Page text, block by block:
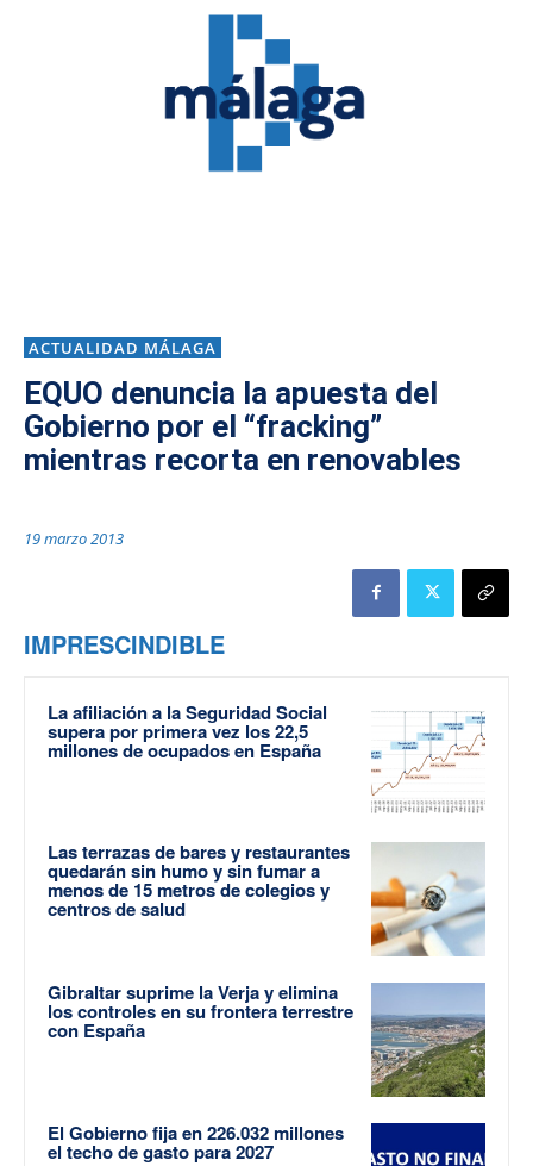
ACTUALIDAD MÁLAGA
EQUO denuncia la apuesta del
Gobierno por el “fracking”
mientras recorta en renovables
19 marzo 2013
IMPRESCINDIBLE
La afiliación a la Seguridad Social
supera por primera vez los 22,5
millones de ocupados en España
Las terrazas de bares y restaurantes
quedarán sin humo y sin fumar a
menos de 15 metros de colegios y
centros de salud
Gibraltar suprime la Verja y elimina
los controles en su frontera terrestre
con España
El Gobierno fija en 226.032 millones
el techo de gasto para 2027